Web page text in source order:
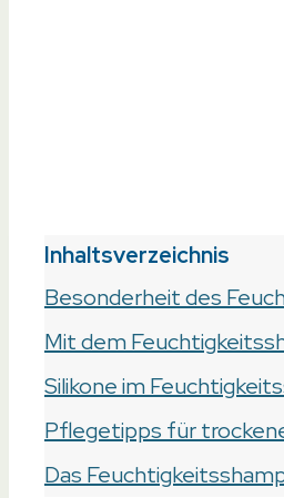
Inhaltsverzeichnis
Besonderheit des
Mit dem
Silikone im
Pflegetipps für
Das